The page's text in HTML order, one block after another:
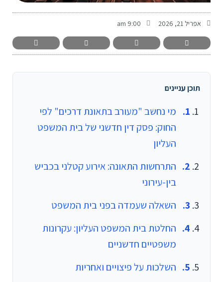
אפריל 21, 2026 9:00 am
תוכן עניינים
מי נחשב "מעורב בתאונת דרכים" לפי
החוק: פסק דין חדשני של בית המשפט
העליון
התרחשות התאונה: אירוע קטלני בכביש
בין-עירוני
השאלה שעמדה בפני בית המשפט
החלטת בית המשפט העליון: עקרונות
משפטיים חדשניים
השלכות על פיצויים ואחריות